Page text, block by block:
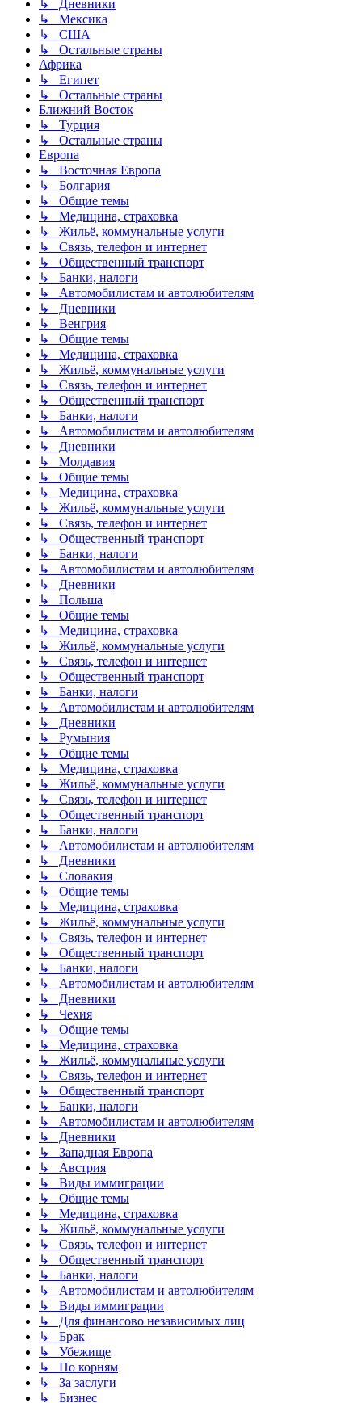
↳ Дневники
↳ Мексика
↳ США
↳ Остальные страны
Африка
↳ Египет
↳ Остальные страны
Ближний Восток
↳ Турция
↳ Остальные страны
Европа
↳ Восточная Европа
↳ Болгария
↳ Общие темы
↳ Медицина, страховка
↳ Жильё, коммунальные услуги
↳ Связь, телефон и интернет
↳ Общественный транспорт
↳ Банки, налоги
↳ Автомобилистам и автолюбителям
↳ Дневники
↳ Венгрия
↳ Общие темы
↳ Медицина, страховка
↳ Жильё, коммунальные услуги
↳ Связь, телефон и интернет
↳ Общественный транспорт
↳ Банки, налоги
↳ Автомобилистам и автолюбителям
↳ Дневники
↳ Молдавия
↳ Общие темы
↳ Медицина, страховка
↳ Жильё, коммунальные услуги
↳ Связь, телефон и интернет
↳ Общественный транспорт
↳ Банки, налоги
↳ Автомобилистам и автолюбителям
↳ Дневники
↳ Польша
↳ Общие темы
↳ Медицина, страховка
↳ Жильё, коммунальные услуги
↳ Связь, телефон и интернет
↳ Общественный транспорт
↳ Банки, налоги
↳ Автомобилистам и автолюбителям
↳ Дневники
↳ Румыния
↳ Общие темы
↳ Медицина, страховка
↳ Жильё, коммунальные услуги
↳ Связь, телефон и интернет
↳ Общественный транспорт
↳ Банки, налоги
↳ Автомобилистам и автолюбителям
↳ Дневники
↳ Словакия
↳ Общие темы
↳ Медицина, страховка
↳ Жильё, коммунальные услуги
↳ Связь, телефон и интернет
↳ Общественный транспорт
↳ Банки, налоги
↳ Автомобилистам и автолюбителям
↳ Дневники
↳ Чехия
↳ Общие темы
↳ Медицина, страховка
↳ Жильё, коммунальные услуги
↳ Связь, телефон и интернет
↳ Общественный транспорт
↳ Банки, налоги
↳ Автомобилистам и автолюбителям
↳ Дневники
↳ Западная Европа
↳ Австрия
↳ Виды иммиграции
↳ Общие темы
↳ Медицина, страховка
↳ Жильё, коммунальные услуги
↳ Связь, телефон и интернет
↳ Общественный транспорт
↳ Банки, налоги
↳ Автомобилистам и автолюбителям
↳ Виды иммиграции
↳ Для финансово независимых лиц
↳ Брак
↳ Убежище
↳ По корням
↳ За заслуги
↳ Бизнес